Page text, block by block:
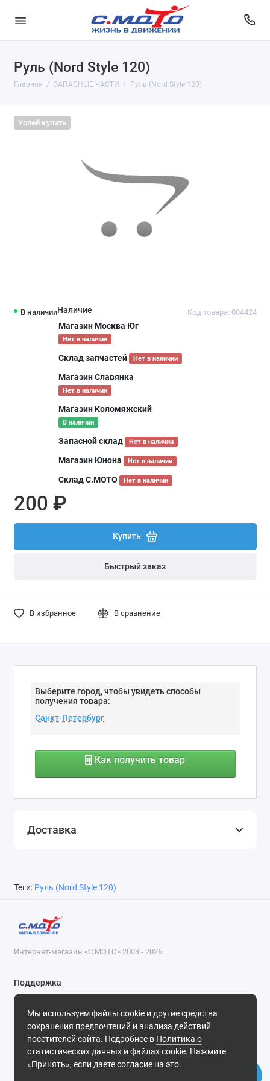
Руль (Nord Style 120)
Главная ЗАПАСНЫЕ ЧАСТИ Руль (Nord Style 120)
Успей купить
В наличии Код товара: 004424
Наличие
Магазин Москва Юг
Нет в наличии
Склад запчастей Нет в наличии
Магазин Славянка
Нет в наличии
Магазин Коломяжский
В наличии
Запасной склад Нет в наличии
Магазин Юнона Нет в наличии
Склад С.МОТО Нет в наличии
200 ₽
Купить
Быстрый заказ
В избранное В сравнение
Выберите город, чтобы увидеть способы
получения товара:
Как получить товар
Доставка
Теги: Руль (Nord Style 120)
Мы используем файлы cookie и другие средства
сохранения предпочтений и анализа действий
посетителей сайта. Подробнее в Политика о
статистических данных и файлах cookie. Нажмите
«Принять», если даете согласие на это.
Интернет-магазин «С.МОТО» 2003 - 2026
Поддержка
8-800-55-00-327
Будни, с 09-30 до 18-30
Мы в сети